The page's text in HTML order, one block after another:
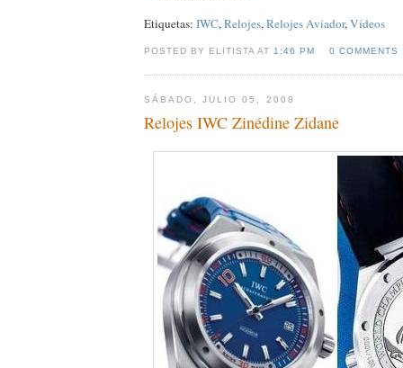
Etiquetas: IWC,Relojes,Relojes Aviador,Vídeos
POSTED BY ELITISTA AT 1:46 PM 0 COMMENTS
SÁBADO, JULIO 05, 2008
Relojes IWC Zinédine Zidane